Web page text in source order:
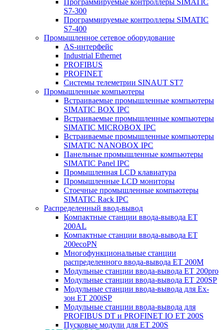
Программируемые контроллеры SIMATIC
S7-300
Программируемые контроллеры SIMATIC
S7-400
Промышленное сетевое оборудование
AS-интерфейс
Industrial Ethernet
PROFIBUS
PROFINET
Системы телеметрии SINAUT ST7
Промышленные компьютеры
Встраиваемые промышленные компьютеры
SIMATIC BOX IPC
Встраиваемые промышленные компьютеры
SIMATIC MICROBOX IPC
Встраиваемые промышленные компьютеры
SIMATIC NANOBOX IPC
Панельные промышленные компьютеры
SIMATIC Panel IPC
Промышленная LCD клавиатура
Промышленные LCD мониторы
Стоечные промышленные компьютеры
SIMATIC Rack IPC
Распределенный ввод-вывод
Компактные станции ввода-вывода ET
200AL
Компактные станции ввода-вывода ET
200ecoPN
Многофункциональные станции
распределенного ввода-вывода ET 200M
Модульные станции ввода-вывода ET 200pro
Модульные станции ввода-вывода ET 200SP
Модульные станции ввода-вывода для Ex-
зон ET 200iSP
Модульные станции ввода-вывода для
PROFIBUS DT и PROFINET IO ET 200S
Пусковые модули для ET 200S